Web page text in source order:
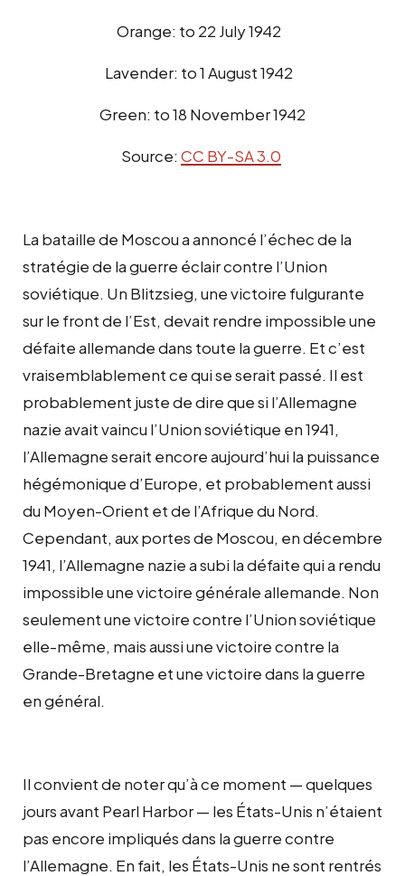
Orange: to 22 July 1942
Lavender: to 1 August 1942
Green: to 18 November 1942
Source: CC BY-SA 3.0
La bataille de Moscou a annoncé l’échec de la
stratégie de la guerre éclair contre l’Union
soviétique. Un Blitzsieg, une victoire fulgurante
sur le front de l’Est, devait rendre impossible une
défaite allemande dans toute la guerre. Et c’est
vraisemblablement ce qui se serait passé. Il est
probablement juste de dire que si l’Allemagne
nazie avait vaincu l’Union soviétique en 1941,
l’Allemagne serait encore aujourd’hui la puissance
hégémonique d’Europe, et probablement aussi
du Moyen-Orient et de l’Afrique du Nord.
Cependant, aux portes de Moscou, en décembre
1941, l’Allemagne nazie a subi la défaite qui a rendu
impossible une victoire générale allemande. Non
seulement une victoire contre l’Union soviétique
elle-même, mais aussi une victoire contre la
Grande-Bretagne et une victoire dans la guerre
en général.
Il convient de noter qu’à ce moment — quelques
jours avant Pearl Harbor — les États-Unis n’étaient
pas encore impliqués dans la guerre contre
l’Allemagne. En fait, les États-Unis ne sont rentrés